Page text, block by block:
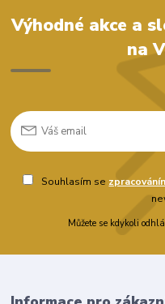
Výhodné akce a
na
Souhlasím se
Můžete se kdykoli